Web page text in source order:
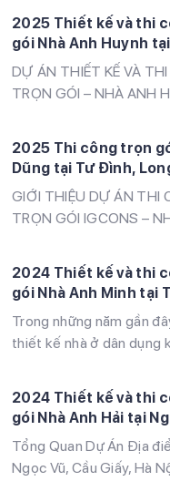
điển Đông Dương với
lan can sắt nghệ thuật,
thượng và nội thất gỗ tự
cấp
2025 Thiết kế và thi
gói Nhà Anh Huynh
Quỳnh, Thanh Trì, Hà
DỰ ÁN THIẾT KẾ VÀ
TRỌN GÓI – NHÀ ANH
hào là đơn vị thiết kế và
trọn gói công trình nhà ở
Huynh tại Vĩnh Quỳnh,
Nội. Công trình được xây
phong cách hiện đại,
2025 Thi công trọn
Dũng tại Tư Đình,
Nội
GIỚI THIỆU DỰ ÁN THI
TRỌN GÓI IGCONS –
HÀ NỘI IGCONS hân
thi công trọn gói dự án
đình cho anh Dũng, tọa
Tư Đình, quận Long
Đây là một trong những
2024 Thiết kế và thi
gói Nhà Anh Minh tại
Tây Hồ, Hà Nội
Trong những năm gần
thiết kế nhà ở dân dụng
chú trọng đến sự tiện
vững. Dự án nhà anh
Tây Hồ là một minh
cho sự kết hợp hài hòa
2024 Thiết kế và thi
gói Nhà Anh Hải tại
Ngọc Vũ, Cầu Giấy,
Tổng Quan Dự Án Địa
Ngọc Vũ, Cầu Giấy, Hà